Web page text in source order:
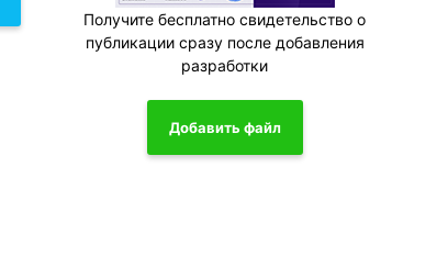
Получите бесплатно свидетельство о
публикации сразу после добавления
разработки
Добавить файл